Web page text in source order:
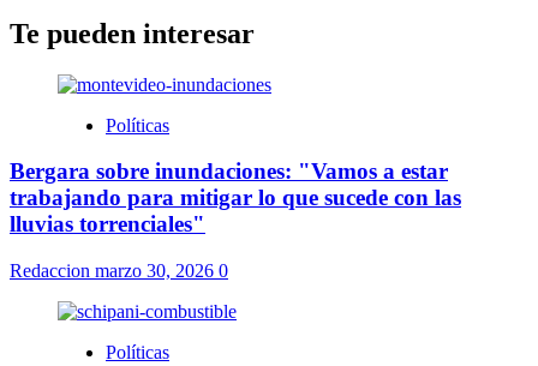
Te pueden interesar
Políticas
Bergara sobre inundaciones: "Vamos a estar
trabajando para mitigar lo que sucede con las
lluvias torrenciales"
Redaccion marzo 30, 2026 0
Políticas